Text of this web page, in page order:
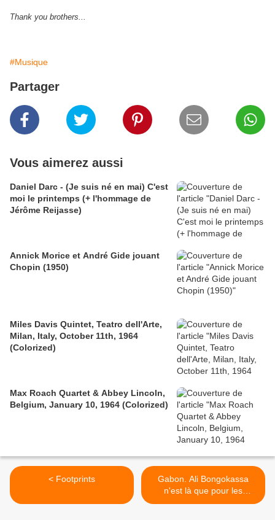
Thank you brothers...
#Musique
Partager
Vous aimerez aussi
Daniel Darc - (Je suis né en mai) C'est
moi le printemps (+ l'hommage de
Jérôme Reijasse)
Annick Morice et André Gide jouant
Chopin (1950)
Miles Davis Quintet, Teatro dell'Arte,
Milan, Italy, October 11th, 1964
(Colorized)
Max Roach Quartet & Abbey Lincoln,
Belgium, January 10, 1964 (Colorized)
< Footprints
Gabon. Ali Bongokassa
n'est là que pour les
"cinquante prochaines